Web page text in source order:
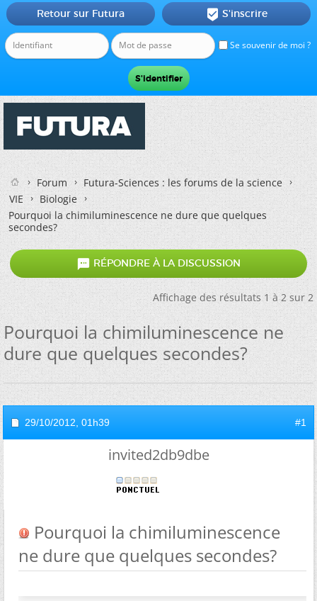
Se souvenir de moi ?
Retour sur Futura  S'inscrire
Forum
Futura-Sciences : les forums de la science
VIE
Biologie
Pourquoi la chimiluminescence ne dure que quelques
secondes?
 RÉPONDRE À LA DISCUSSION
Affichage des résultats 1 à 2 sur 2
Pourquoi la chimiluminescence ne
dure que quelques secondes?
29/10/2012, 01h39 #1
invited2db9dbe
Pourquoi la chimiluminescence
ne dure que quelques secondes?